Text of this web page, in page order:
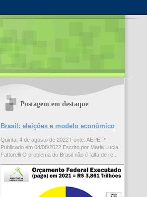
Postagem em destaque
Brasil: eleições e modelo econômico
Quinta, 4 de agosto de 2022 Fonte: AEPET*
Publicado em 04/08/2022 Escrito por Maria Lucia
Fattorelli O problema do Brasil não é falta de re...